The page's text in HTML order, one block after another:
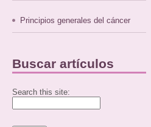
Principios generales del cáncer
Buscar artículos
Search this site: